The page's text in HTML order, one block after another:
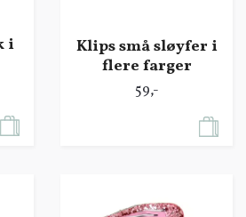
i
Klips små sløyfer i
flere farger
59,-